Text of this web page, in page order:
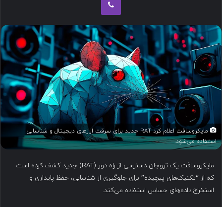
ا
م
ی
ل
مایکروسافت اعلام کرد RAT جدید برای سرقت ارزهای دیجیتال و شناسایی
استفاده می‌شود.
مایکروسافت یک تروجان دسترسی از راه دور (RAT) جدید کشف کرده است
که از “تکنیک‌های پیچیده” برای جلوگیری از شناسایی، حفظ پایداری و
استخراج داده‌های حساس استفاده می‌کند.